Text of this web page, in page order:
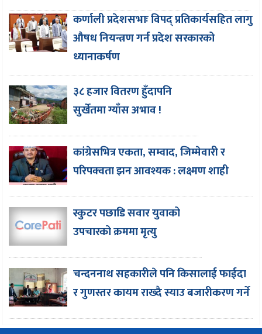
कर्णाली प्रदेशसभाः विपद् प्रतिकार्यसहित लागु
औषध नियन्त्रण गर्न प्रदेश सरकारको
ध्यानाकर्षण
३८ हजार वितरण हुँदापनि
सुर्खेतमा ग्याँस अभाव !
कांग्रेसभित्र एकता, सम्वाद, जिम्मेवारी र
परिपक्वता झन आवश्यक : लक्ष्मण शाही
स्कुटर पछाडि सवार युवाको
उपचारको क्रममा मृत्यु
चन्दननाथ सहकारीले पनि किसालाई फाईदा
र गुणस्तर कायम राख्दै स्याउ बजारीकरण गर्ने